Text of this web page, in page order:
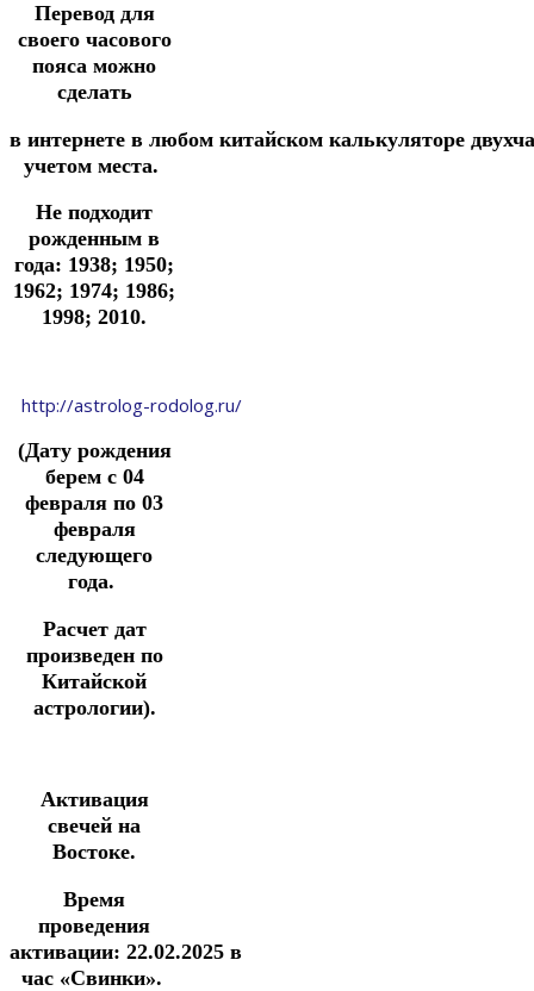
Перевод для
своего часового
пояса можно
сделать
в интернете в любом китайском калькуляторе
учетом места.
Не подходит
рожденным в
года: 1938; 1950;
1962; 1974; 1986;
1998; 2010.
http://astrolog-rodolog.ru/
(Дату рождения
берем с 04
февраля по 03
февраля
следующего
года.
Расчет дат
произведен по
Китайской
астрологии).
Активация
свечей на
Востоке.
Время
проведения
активации: 22.02.2025 в
час «Свинки».